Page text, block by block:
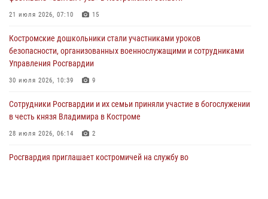
генерала армии Виктора Золотова с заместителем полномочного
Кавказском федеральном округе Виталием Кузнецовым
31 июля 2026, 07:08 4
Росгвардейцы знакомят костромичей со службой в ведомстве
21 июля 2026, 07:10 15
Костромские дошкольники стали участниками уроков
безопасности, организованных военнослужащими и сотрудниками
Управления Росгвардии
30 июля 2026, 10:39 9
Cотрудники Росгвардии и их семьи приняли участие в богослужении
в честь князя Владимира в Костроме
28 июля 2026, 06:14 2
Росгвардия приглашает костромичей на службу во